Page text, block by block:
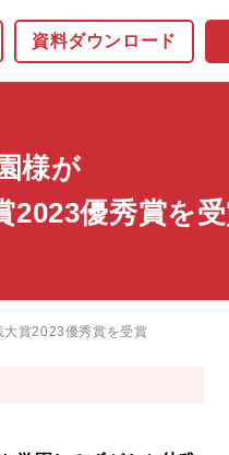
資料ダウンロード
様が
優秀賞を
賞2023優秀賞を受賞